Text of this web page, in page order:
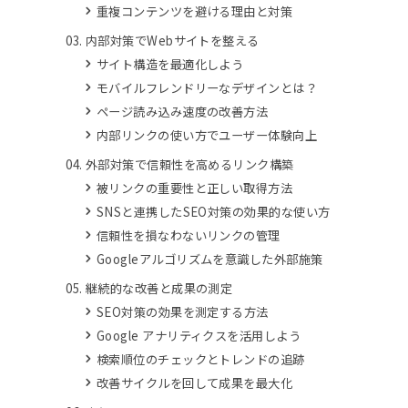
重複コンテンツを避ける理由と対策
内部対策でWebサイトを整える
サイト構造を最適化しよう
モバイルフレンドリーなデザインとは？
ページ読み込み速度の改善方法
内部リンクの使い方でユーザー体験向上
外部対策で信頼性を高めるリンク構築
被リンクの重要性と正しい取得方法
SNSと連携したSEO対策の効果的な使い方
信頼性を損なわないリンクの管理
Googleアルゴリズムを意識した外部施策
継続的な改善と成果の測定
SEO対策の効果を測定する方法
Google アナリティクスを活用しよう
検索順位のチェックとトレンドの追跡
改善サイクルを回して成果を最大化